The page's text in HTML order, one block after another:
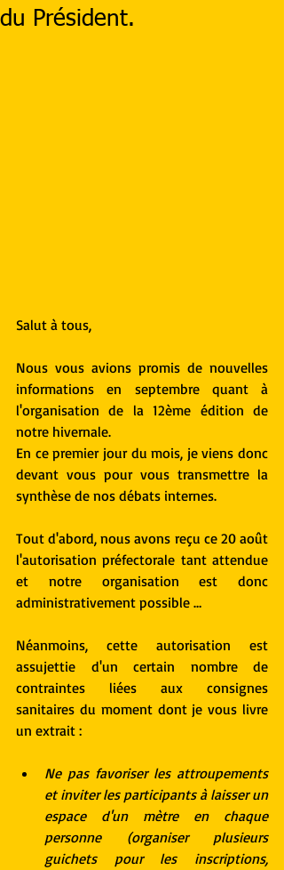
du Président.
Salut à tous,
Nous vous avions promis de nouvelles
informations en septembre quant à
l'organisation de la 12ème édition de
notre hivernale.
En ce premier jour du mois, je viens donc
devant vous pour vous transmettre la
synthèse de nos débats internes.
Tout d'abord, nous avons reçu ce 20 août
l'autorisation préfectorale tant attendue
et notre organisation est donc
administrativement possible …
Néanmoins, cette autorisation est
assujettie d'un certain nombre de
contraintes liées aux consignes
sanitaires du moment dont je vous livre
un extrait :
Ne pas favoriser les attroupements
et inviter les participants à laisser un
espace d'un mètre en chaque
personne (organiser plusieurs
guichets pour les inscriptions,